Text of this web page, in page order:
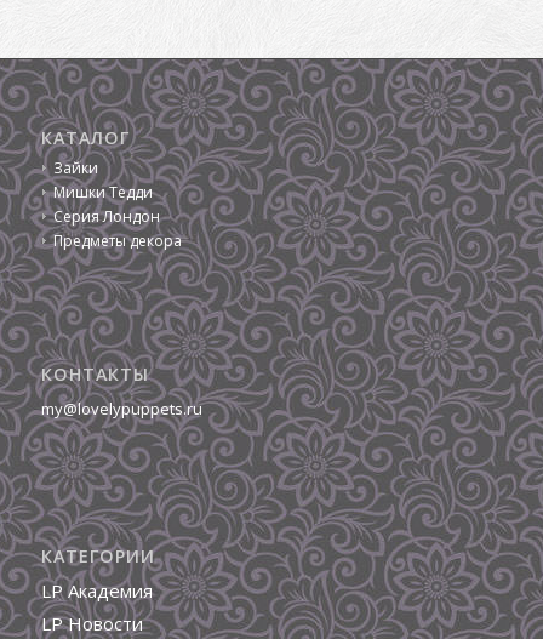
КАТАЛОГ
Зайки
Мишки Тедди
Серия Лондон
Предметы декора
КОНТАКТЫ
my@lovelypuppets.ru
КАТЕГОРИИ
LP Академия
LP Новости